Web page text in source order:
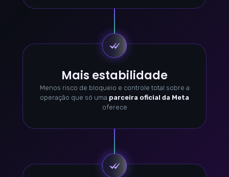
Mais estabilidade
Menos risco de bloqueio e controle total sobre a
operação que só uma parceira oficial da Meta
oferece